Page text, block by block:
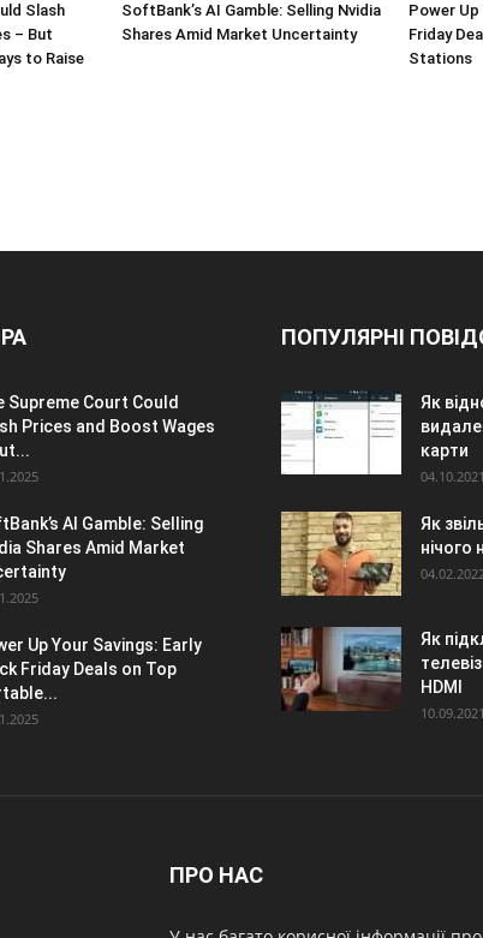
Slash
– But
to Raise
SoftBank’s AI Gamble: Selling Nvidia
Shares Amid Market Uncertainty
Power Up
Friday
Stations
Supreme Court Could
Prices and Boost Wages
AI Gamble: Selling
Shares Amid Market
Up Your Savings: Early
Friday Deals on Top
ПОПУЛЯРНІ
Як
карти
04.10.2021
Як
нічого
Як
HDMI
10.09.2021
ПРО НАС